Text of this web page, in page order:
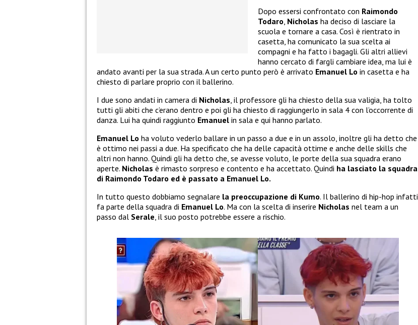
Dopo essersi confrontato con Raimondo
Todaro, Nicholas ha deciso di lasciare la
scuola e tornare a casa. Così è rientrato in
casetta, ha comunicato la sua scelta ai
compagni e ha fatto i bagagli. Gli altri allievi
hanno cercato di fargli cambiare idea, ma lui è
andato avanti per la sua strada. A un certo punto però è arrivato Emanuel Lo in casetta e ha
chiesto di parlare proprio con il ballerino.
I due sono andati in camera di Nicholas, il professore gli ha chiesto della sua valigia, ha tolto
tutti gli abiti che c’erano dentro e poi gli ha chiesto di raggiungerlo in sala 4 con l’occorrente di
danza. Lui ha quindi raggiunto Emanuel in sala e qui hanno parlato.
Emanuel Lo ha voluto vederlo ballare in un passo a due e in un assolo, inoltre gli ha detto che
è ottimo nei passi a due. Ha specificato che ha delle capacità ottime e anche delle skills che
altri non hanno. Quindi gli ha detto che, se avesse voluto, le porte della sua squadra erano
aperte. Nicholas è rimasto sorpreso e contento e ha accettato. Quindi ha lasciato la squadra
di Raimondo Todaro ed è passato a Emanuel Lo.
In tutto questo dobbiamo segnalare la preoccupazione di Kumo. Il ballerino di hip-hop infatti
fa parte della squadra di Emanuel Lo. Ma con la scelta di inserire Nicholas nel team a un
passo dal Serale, il suo posto potrebbe essere a rischio.